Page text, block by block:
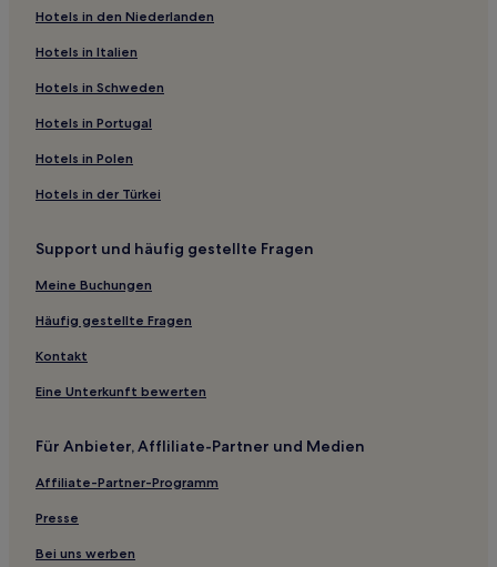
Ferienwohnungen in Heimbach
Ferienwohnungen in Wuppertal
3-Sterne-Hotels in Museumsmeile
Haustierfreundliche in Bad Honnef
Hotels mit Parkplatz in Bonn/Rhein-Sieg
Familien in Bonn
Haustierfreundliche in Siegburg
Familien in Porz
Hotels mit inbegriffenem Frühstück in Köln
Familien in Zentrum
Haustierfreundliche in Zentrum
Haustierfreundliche nahe Museumsmeile
Hotels mit inbegriffenem Frühstück nahe Museumsmeile
Hotels mit Parkplatz in Eitorf
Haustierfreundliche in Südstadt
Hotels in den Niederlanden
Hotels in Italien
Hotels in Schweden
Hotels in Portugal
Hotels in Polen
Hotels in der Türkei
Support und häufig gestellte Fragen
Meine Buchungen
Häufig gestellte Fragen
Kontakt
Eine Unterkunft bewerten
Für Anbieter, Affliliate-Partner und Medien
Affiliate-Partner-Programm
Presse
Bei uns werben